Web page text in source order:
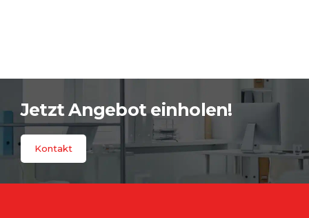
Jetzt Angebot einholen!
Kontakt